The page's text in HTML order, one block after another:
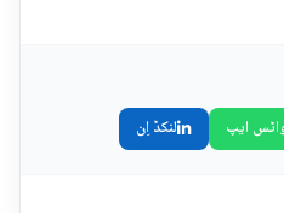
ایپ لنکڈ اِن